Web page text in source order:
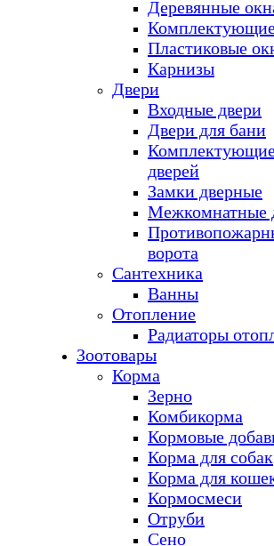
Деревянные
Пластиковые
Карнизы
Двери
Входные двери
Двери для бани
дверей
Замки дверные
Межкомнатные
ворота
Сантехника
Ванны
Отопление
Радиаторы
Зоотовары
Корма
Зерно
Комбикорма
Кормовые
Корма для собак
Корма для
Кормосмеси
Отруби
Сено